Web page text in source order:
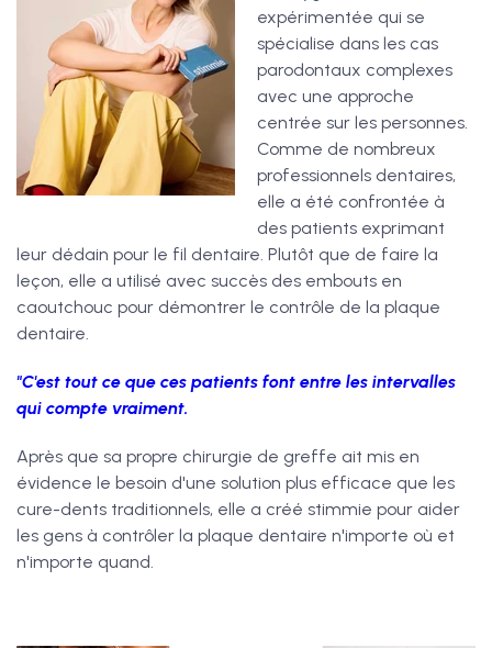
expérimentée qui se
spécialise dans les cas
parodontaux complexes
avec une approche
centrée sur les personnes.
Comme de nombreux
professionnels dentaires,
elle a été confrontée à
des patients exprimant
leur dédain pour le fil dentaire. Plutôt que de faire la
leçon, elle a utilisé avec succès des embouts en
caoutchouc pour démontrer le contrôle de la plaque
dentaire.
"C'est tout ce que ces patients font entre les intervalles
qui compte vraiment.
Après que sa propre chirurgie de greffe ait mis en
évidence le besoin d'une solution plus efficace que les
cure-dents traditionnels, elle a créé stimmie pour aider
les gens à contrôler la plaque dentaire n'importe où et
n'importe quand.